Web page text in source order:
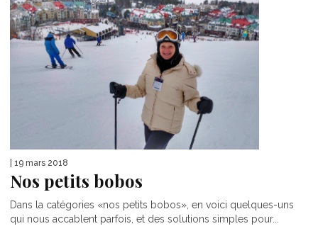
| 19 mars 2018
Nos petits bobos
Dans la catégories «nos petits bobos», en voici quelques-uns
qui nous accablent parfois, et des solutions simples pour...